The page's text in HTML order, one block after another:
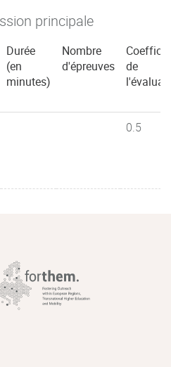
principale
Durée
(en
minutes)
Nombre
d'épreuves
de
0.5